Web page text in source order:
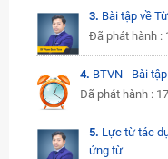
3. Bài tập về
Đã phát hành :
4. BTVN - Bài
Đã phát hành :
5. Lực từ tác
ứng từ